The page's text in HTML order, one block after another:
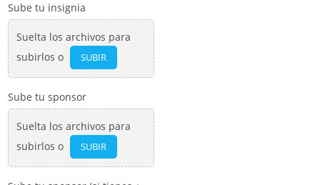
Sube tu insignia
Suelta los archivos para
subirlos o
SUBIR
Sube tu sponsor
Suelta los archivos para
subirlos o
SUBIR